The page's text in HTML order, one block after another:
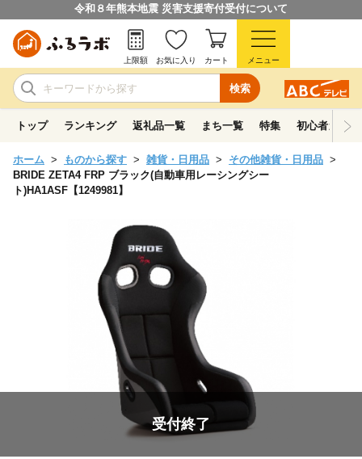
令和８年熊本地震 災害支援寄付受付について
検索
上限額 お気に入り カート メニュー
トップ ランキング 返礼品一覧 まち一覧 特集 初心者ガイド
ホーム ものから探す 雑貨・日用品
その他雑貨・日用品
BRIDE ZETA4 FRP ブラック(自動車用レーシングシー
ト)HA1ASF【1249981】
受付終了